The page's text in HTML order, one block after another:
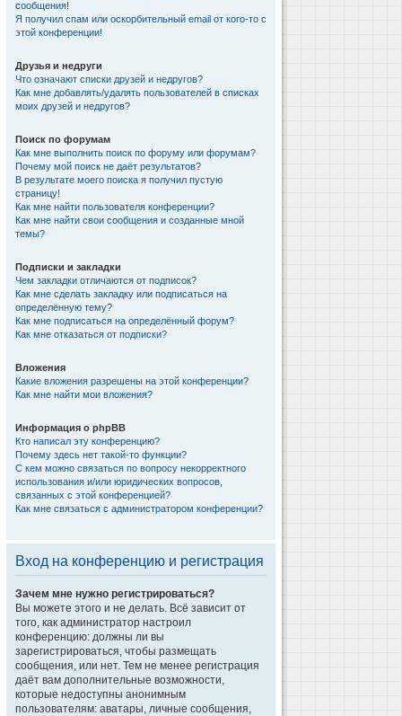
сообщения!
Я получил спам или оскорбительный email от кого-то с
этой конференции!
Друзья и недруги
Что означают списки друзей и недругов?
Как мне добавлять/удалять пользователей в списках
моих друзей и недругов?
Поиск по форумам
Как мне выполнить поиск по форуму или форумам?
Почему мой поиск не даёт результатов?
В результате моего поиска я получил пустую
страницу!
Как мне найти пользователя конференции?
Как мне найти свои сообщения и созданные мной
темы?
Подписки и закладки
Чем закладки отличаются от подписок?
Как мне сделать закладку или подписаться на
определённую тему?
Как мне подписаться на определённый форум?
Как мне отказаться от подписки?
Вложения
Какие вложения разрешены на этой конференции?
Как мне найти мои вложения?
Информация о phpBB
Кто написал эту конференцию?
Почему здесь нет такой-то функции?
С кем можно связаться по вопросу некорректного
использования и/или юридических вопросов,
связанных с этой конференцией?
Как мне связаться с администратором конференции?
Вход на конференцию и регистрация
Зачем мне нужно регистрироваться?
Вы можете этого и не делать. Всё зависит от
того, как администратор настроил
конференцию: должны ли вы
зарегистрироваться, чтобы размещать
сообщения, или нет. Тем не менее регистрация
даёт вам дополнительные возможности,
которые недоступны анонимным
пользователям: аватары, личные сообщения,